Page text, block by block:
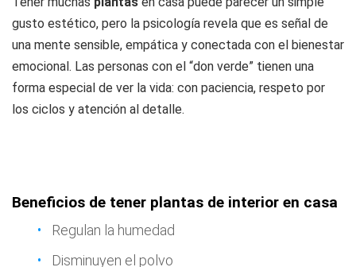
gusto estético, pero la psicología revela que es señal de
una mente sensible, empática y conectada con el bienestar
emocional. Las personas con el “don verde” tienen una
forma especial de ver la vida: con paciencia, respeto por
los ciclos y atención al detalle.
Beneficios de tener plantas de interior en casa
Regulan la humedad
Disminuyen el polvo